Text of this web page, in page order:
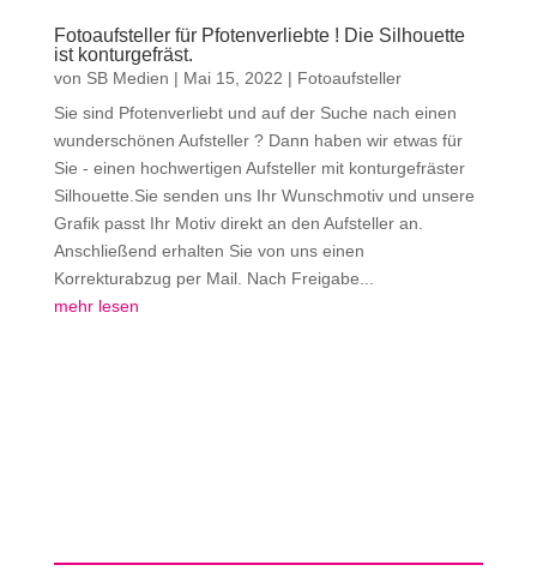
Fotoaufsteller für Pfotenverliebte ! Die Silhouette
ist konturgefräst.
von SB Medien | Mai 15, 2022 | Fotoaufsteller
Sie sind Pfotenverliebt und auf der Suche nach einen
wunderschönen Aufsteller ? Dann haben wir etwas für
Sie - einen hochwertigen Aufsteller mit konturgefräster
Silhouette.Sie senden uns Ihr Wunschmotiv und unsere
Grafik passt Ihr Motiv direkt an den Aufsteller an.
Anschließend erhalten Sie von uns einen
Korrekturabzug per Mail. Nach Freigabe...
mehr lesen